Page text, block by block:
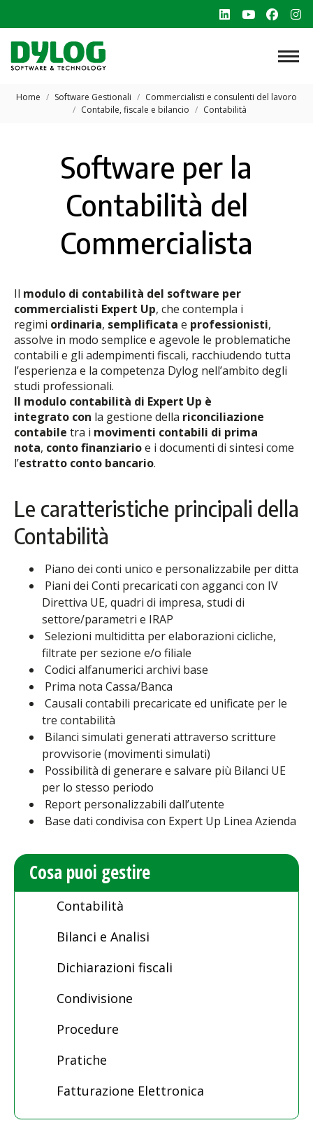
Linkedin
new
YouTube
opens
new
opens
new
Tu sei qui:
Home Software Gestionali
Commercialisti e consulenti del lavoro
Contabile, fiscale e bilancio
Contabilità
Software per la
Contabilità del
Commercialista
Il modulo di contabilità del software per
commercialisti Expert Up, che contempla i
regimi ordinaria, semplificata e professionisti,
assolve in modo semplice e agevole le problematiche
contabili e gli adempimenti fiscali, racchiudendo tutta
l’esperienza e la competenza Dylog nell’ambito degli
studi professionali.
Il modulo contabilità di Expert Up è
integrato con la gestione della riconciliazione
contabile tra i movimenti contabili di prima
nota, conto finanziarioe i documenti di sintesi come
l’estratto conto bancario.
Le caratteristiche principali della
Contabilità
Piano dei conti unico e personalizzabile per ditta
Piani dei Conti precaricati con agganci con IV
Direttiva UE, quadri di impresa, studi di
settore/parametri e IRAP
Selezioni multiditta per elaborazioni cicliche,
filtrate per sezione e/o filiale
Codici alfanumerici archivi base
Prima nota Cassa/Banca
Causali contabili precaricate ed unificate per le
tre contabilità
Bilanci simulati generati attraverso scritture
provvisorie (movimenti simulati)
Possibilità di generare e salvare più Bilanci UE
per lo stesso periodo
Report personalizzabili dall’utente
Base dati condivisa con Expert Up Linea Azienda
Cosa puoi gestire
Contabilità
Bilanci e Analisi
Dichiarazioni fiscali
Condivisione
Procedure
Pratiche
Fatturazione Elettronica